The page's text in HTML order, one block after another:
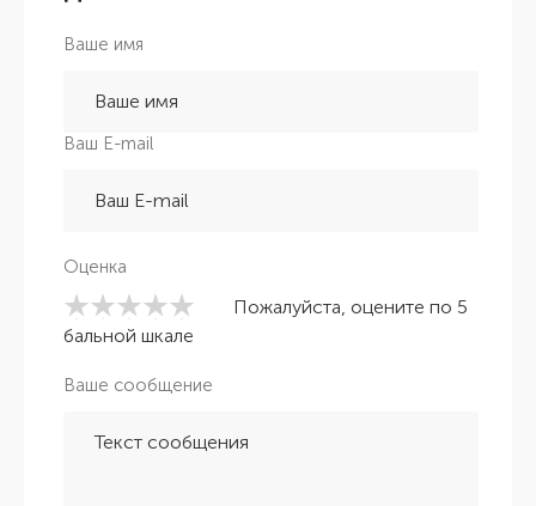
Ваше имя
Ваш E-mail
Оценка
Пожалуйста, оцените по 5
бальной шкале
Ваше сообщение